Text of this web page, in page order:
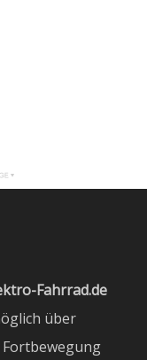
Fahrrad.de
über